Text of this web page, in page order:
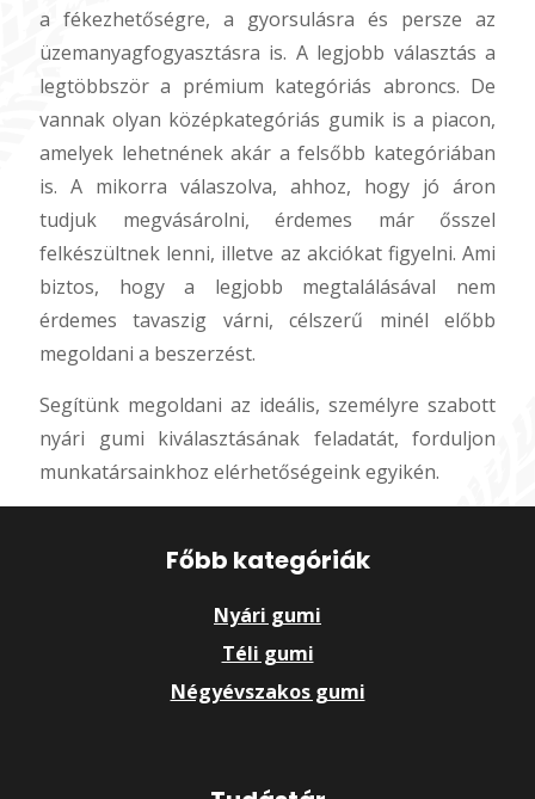
a fékezhetőségre, a gyorsulásra és persze az
üzemanyagfogyasztásra is. A legjobb választás a
legtöbbször a prémium kategóriás abroncs. De
vannak olyan középkategóriás gumik is a piacon,
amelyek lehetnének akár a felsőbb kategóriában
is. A mikorra válaszolva, ahhoz, hogy jó áron
tudjuk megvásárolni, érdemes már ősszel
felkészültnek lenni, illetve az akciókat figyelni. Ami
biztos, hogy a legjobb megtalálásával nem
érdemes tavaszig várni, célszerű minél előbb
megoldani a beszerzést.
Segítünk megoldani az ideális, személyre szabott
nyári gumi kiválasztásának feladatát, forduljon
munkatársainkhoz elérhetőségeink egyikén.
Főbb kategóriák
Nyári gumi
Téli gumi
Négyévszakos gumi